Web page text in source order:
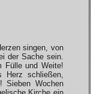
singen, von
der Sache sein.
Fülle und Weite!
Herz schließen,
Sieben Wochen